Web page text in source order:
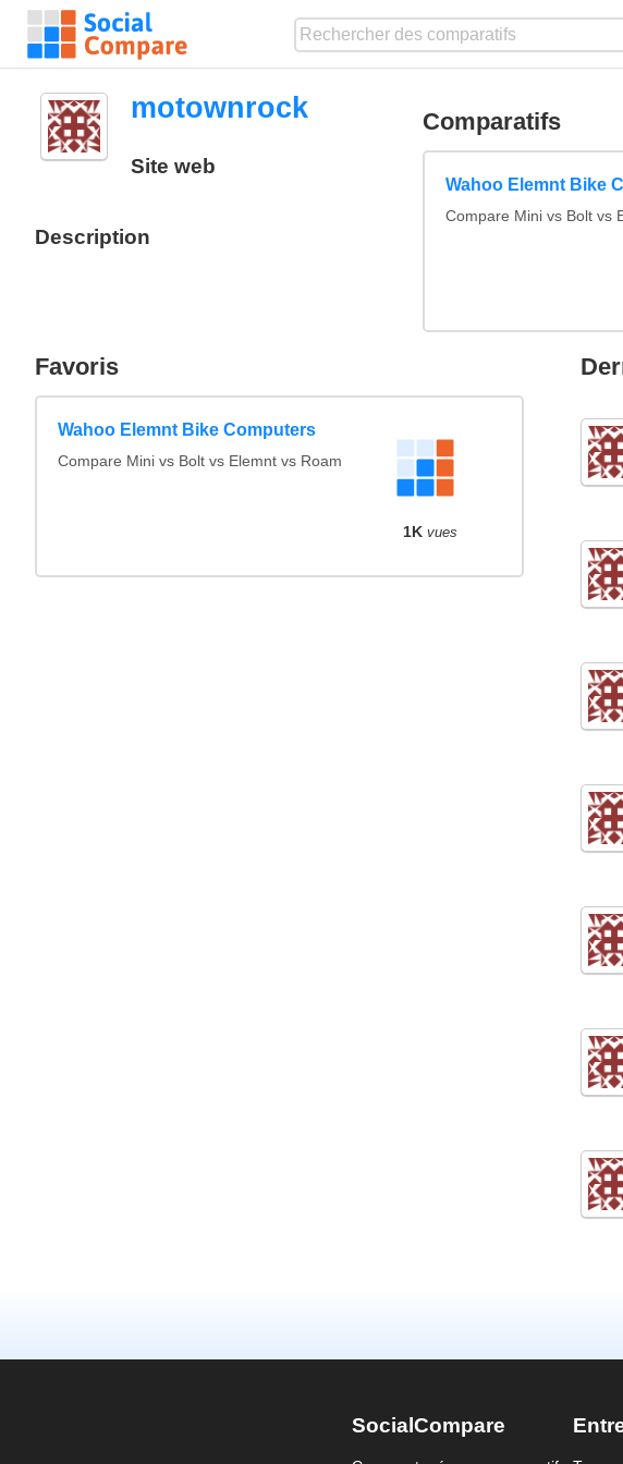
motownrock
Site web
Description
Comparatifs
Wahoo Elemnt Bike
Compare Mini vs Bolt vs
Favoris
Wahoo Elemnt Bike Computers
Compare Mini vs Bolt vs Elemnt vs Roam
1K vues
SocialCompare